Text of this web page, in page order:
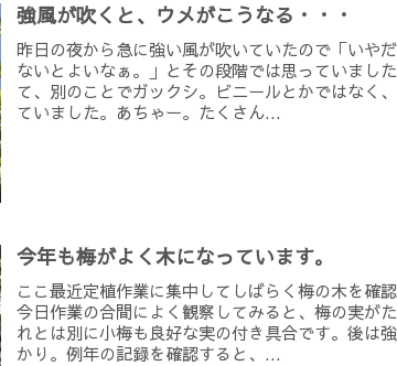
強風が吹くと、ウメがこうなる・・・
昨日の夜から急に強い風が吹いていたので「いや
ないとよいなぁ。」とその段階では思っていまし
て、別のことでガックシ。ビニールとかではなく
ていました。あちゃー。たくさん...
今年も梅がよく木になっています。
ここ最近定植作業に集中してしばらく梅の木を確
今日作業の合間によく観察してみると、梅の実が
れとは別に小梅も良好な実の付き具合です。後は
かり。例年の記録を確認すると、...